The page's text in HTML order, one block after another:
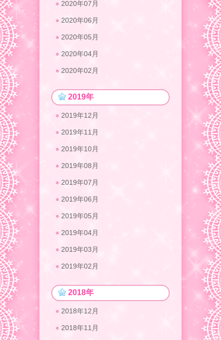
2020年07月
2020年06月
2020年05月
2020年04月
2020年02月
2019年
2019年12月
2019年11月
2019年10月
2019年08月
2019年07月
2019年06月
2019年05月
2019年04月
2019年03月
2019年02月
2018年
2018年12月
2018年11月